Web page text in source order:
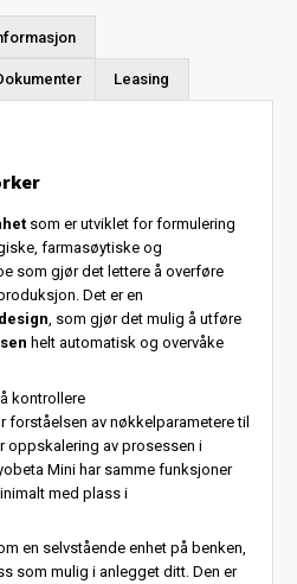
Leasing
som er utviklet for formulering
farmasøytiske og
som gjør det lettere å overføre
Det er en
, som gjør det mulig å utføre
helt automatisk og overvåke
kontrollere
av nøkkelparametere til
oppskalering av prosessen i
Mini har samme funksjoner
med plass i
en selvstående enhet på benken,
som mulig i anlegget ditt. Den er